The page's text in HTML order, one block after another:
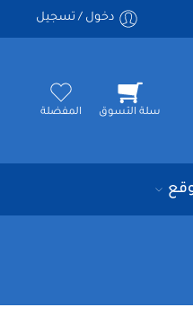
دخول / تسجيل
سلة التسوق المفضلة